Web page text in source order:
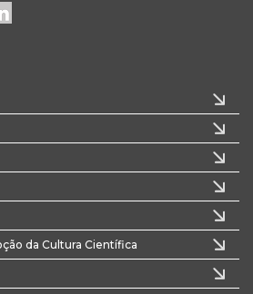
da Cultura Científica